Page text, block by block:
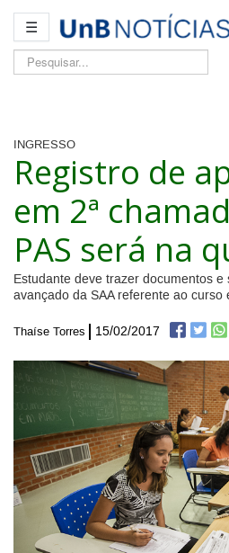
☰
Pesquisar...
INGRESSO
Registro de
em 2ª
PAS será na
Estudante deve trazer documentos
avançado da SAA referente ao curso
Thaíse Torres 15/02/2017